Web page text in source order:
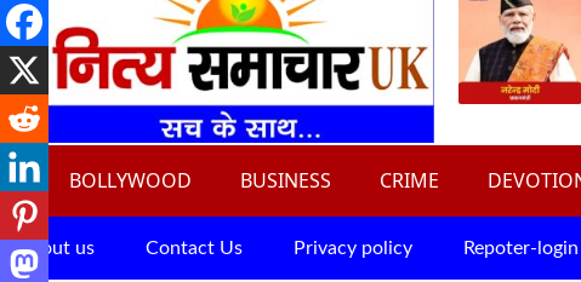
BOLLYWOOD BUSINESS CRIME
About us Contact Us Privacy policy Repoter-login